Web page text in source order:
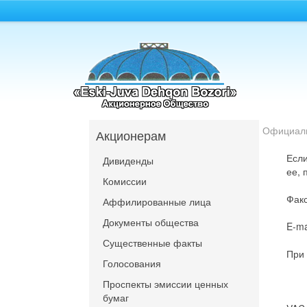
ее,
E-
При
Акционерам
Дивиденды
Комиссии
Аффилированные лица
Документы общества
Существенные факты
Голосования
Проспекты эмиссии ценных
бумаг